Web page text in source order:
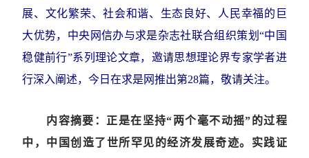
展、文化繁荣、社会和谐、生态良好、人民幸福的巨
大优势，中央网信办与求是杂志社联合组织策划“中国
稳健前行”系列理论文章，邀请思想理论界专家学者进
行深入阐述，今日在求是网推出第28篇，敬请关注。
内容摘要：正是在坚持“两个毫不动摇”的过程
中，中国创造了世所罕见的经济发展奇迹。实践证